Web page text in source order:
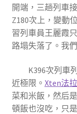
開端，三趟列車
Z180次上，變動
習列車員王麗霞
路塌失落了。我
K396次列車
近極限。 Xten法
菜和米飯，然后
頓飯也沒吃，只